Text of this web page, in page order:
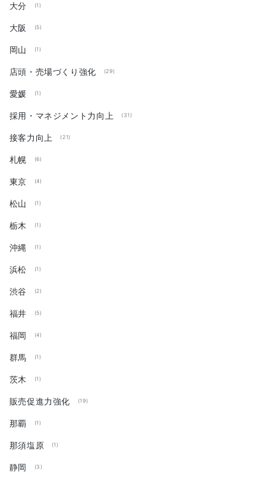
大分 (1)
大阪 (5)
岡山 (1)
店頭・売場づくり強化 (29)
愛媛 (1)
採用・マネジメント力向上 (31)
接客力向上 (21)
札幌 (6)
東京 (4)
松山 (1)
栃木 (1)
沖縄 (1)
浜松 (1)
渋谷 (2)
福井 (5)
福岡 (4)
群馬 (1)
茨木 (1)
販売促進力強化 (19)
那覇 (1)
那須塩原 (1)
静岡 (3)